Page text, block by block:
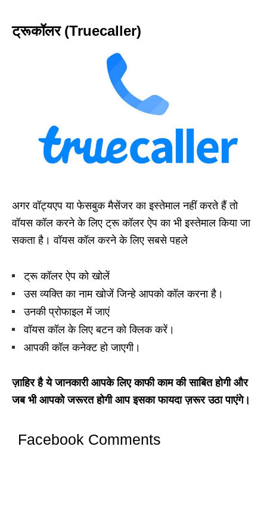
ट्रूकॉलर (Truecaller)
अगर वॉट्यएप या फेसबुक मैसेंजर का इस्तेमाल नहीं करते हैं तो
वॉयस कॉल करने के लिए ट्रू कॉलर ऐप का भी इस्तेमाल किया जा
सकता है। वॉयस कॉल करने के लिए सबसे पहले
ट्रू कॉलर ऐप को खोलें
उस व्यक्ति का नाम खोजें जिन्हे आपको कॉल करना है।
उनकी प्रोफाइल में जाएं
वॉयस कॉल के लिए बटन को क्लिक करें।
आपकी कॉल कनेक्ट हो जाएगी।
ज़ाहिर है ये जानकारी आपके लिए काफी काम की साबित होगी और
जब भी आपको जरूरत होगी आप इसका फायदा ज़रूर उठा पाएंगे।
Facebook Comments